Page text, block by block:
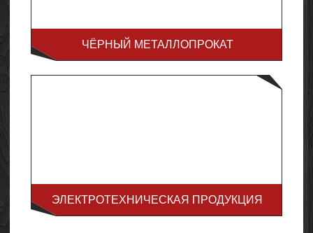
ЧЁРНЫЙ МЕТАЛЛОПРОКАТ
ЭЛЕКТРОТЕХНИЧЕСКАЯ ПРОДУКЦИЯ